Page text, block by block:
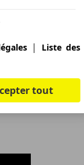
|
Liste des
tout